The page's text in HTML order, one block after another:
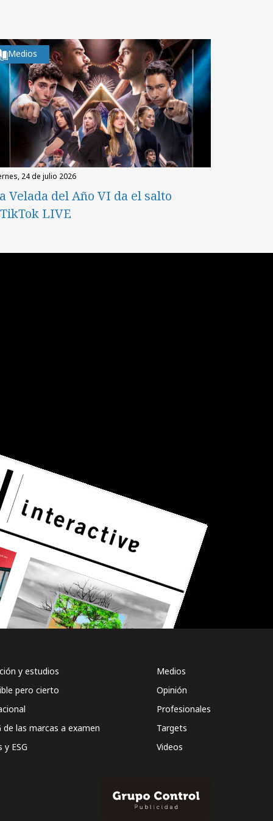
Medios
24 de julio 2026
Velada del Año VI da el salto
LIVE
y estudios
pero cierto
de las marcas a examen
y ESG
Medios
Opinión
Profesionales
Targets
Videos